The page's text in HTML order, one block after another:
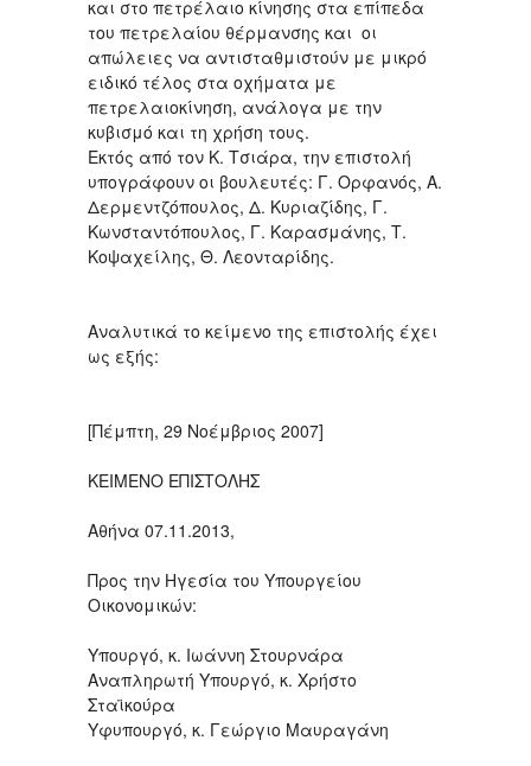
και στο πετρέλαιο κίνησης στα επίπεδα
του πετρελαίου θέρμανσης και οι
απώλειες να αντισταθμιστούν με μικρό
ειδικό τέλος στα οχήματα με
πετρελαιοκίνηση, ανάλογα με την
κυβισμό και τη χρήση τους.
Εκτός από τον Κ. Τσιάρα, την επιστολή
υπογράφουν οι βουλευτές: Γ. Ορφανός, Α.
Δερμεντζόπουλος, Δ. Κυριαζίδης, Γ.
Κωνσταντόπουλος, Γ. Καρασμάνης, Τ.
Κοψαχείλης, Θ. Λεονταρίδης.
Αναλυτικά το κείμενο της επιστολής έχει
ως εξής:
[Πέμπτη, 29 Νοέμβριος 2007]
ΚΕΙΜΕΝΟ ΕΠΙΣΤΟΛΗΣ
Αθήνα 07.11.2013,
Προς την Ηγεσία του Υπουργείου
Οικονομικών:
Υπουργό, κ. Ιωάννη Στουρνάρα
Αναπληρωτή Υπουργό, κ. Χρήστο
Σταϊκούρα
Υφυπουργό, κ. Γεώργιο Μαυραγάνη